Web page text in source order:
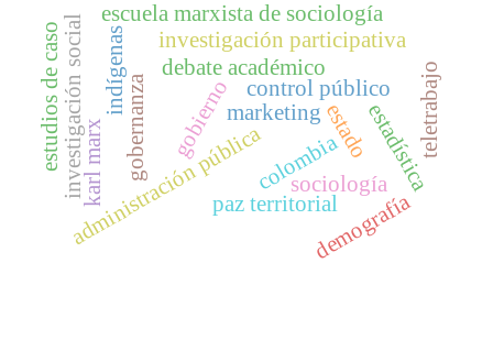
administración pública estado
gobierno
gobernanza control público
debate académico
paz territorial
indígenas
colombia
sociología
demografía
estadística
investigación participativa
escuela marxista de sociología
investigación socialkarl marx
teletrabajo
estudios de caso marketing